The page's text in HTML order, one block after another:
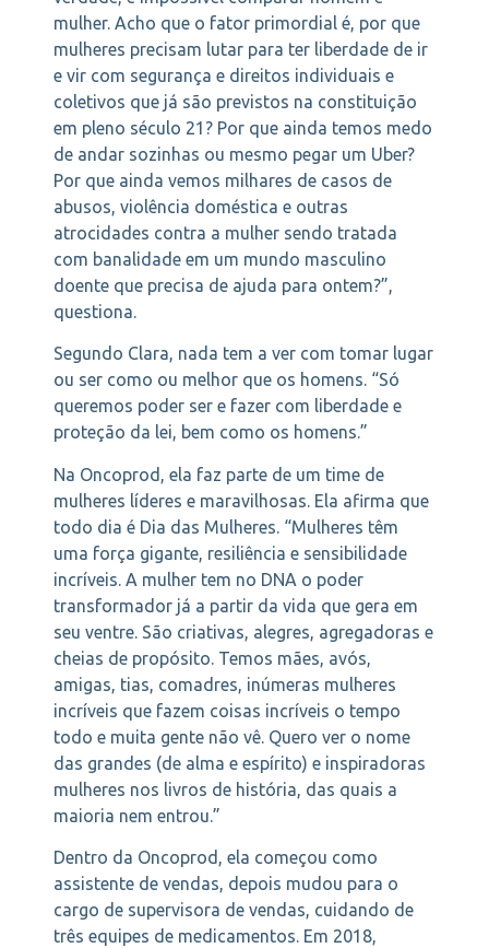
mulher. Acho que o fator primordial é, por que
mulheres precisam lutar para ter liberdade de ir
e vir com segurança e direitos individuais e
coletivos que já são previstos na constituição
em pleno século 21? Por que ainda temos medo
de andar sozinhas ou mesmo pegar um Uber?
Por que ainda vemos milhares de casos de
abusos, violência doméstica e outras
atrocidades contra a mulher sendo tratada
com banalidade em um mundo masculino
doente que precisa de ajuda para ontem?”,
questiona.
Segundo Clara, nada tem a ver com tomar lugar
ou ser como ou melhor que os homens. “Só
queremos poder ser e fazer com liberdade e
proteção da lei, bem como os homens.”
Na Oncoprod, ela faz parte de um time de
mulheres líderes e maravilhosas. Ela afirma que
todo dia é Dia das Mulheres. “Mulheres têm
uma força gigante, resiliência e sensibilidade
incríveis. A mulher tem no DNA o poder
transformador já a partir da vida que gera em
seu ventre. São criativas, alegres, agregadoras e
cheias de propósito. Temos mães, avós,
amigas, tias, comadres, inúmeras mulheres
incríveis que fazem coisas incríveis o tempo
todo e muita gente não vê. Quero ver o nome
das grandes (de alma e espírito) e inspiradoras
mulheres nos livros de história, das quais a
maioria nem entrou.”
Dentro da Oncoprod, ela começou como
assistente de vendas, depois mudou para o
cargo de supervisora de vendas, cuidando de
três equipes de medicamentos. Em 2018,